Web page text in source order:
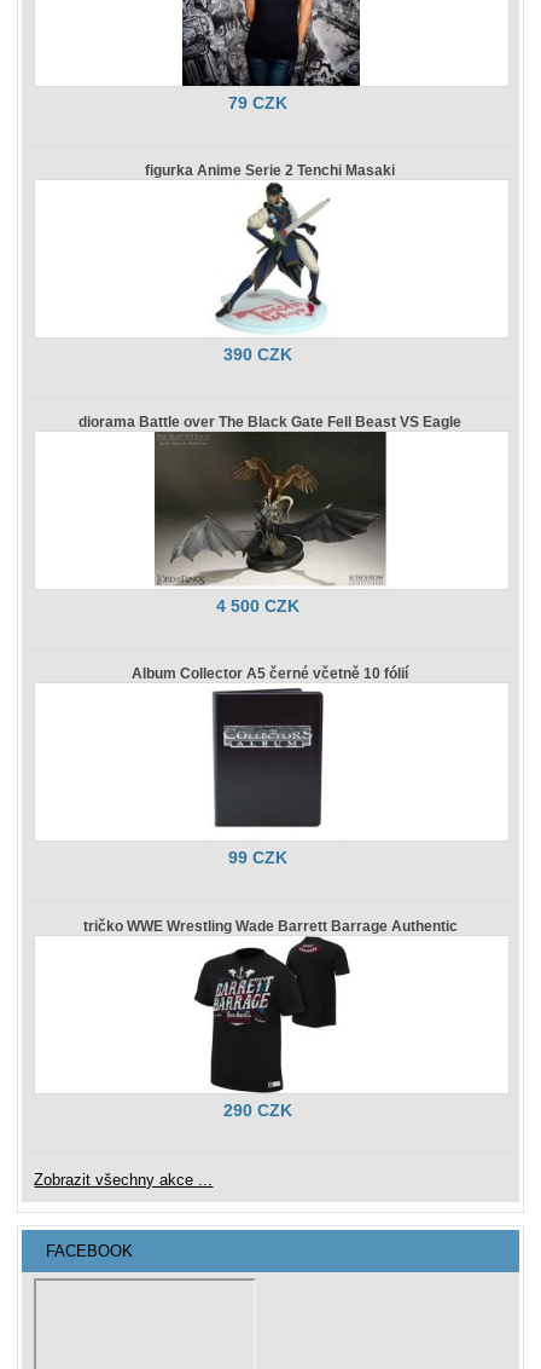
79 CZK
figurka Anime Serie 2 Tenchi Masaki
390 CZK
diorama Battle over The Black Gate Fell Beast VS Eagle
4 500 CZK
Album Collector A5 černé včetně 10 fólií
99 CZK
tričko WWE Wrestling Wade Barrett Barrage Authentic
290 CZK
Zobrazit všechny akce ...
FACEBOOK